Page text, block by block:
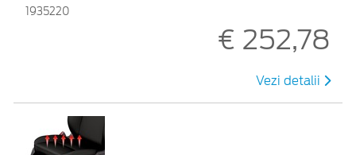
1935220
€ 252,78
Vezi detalii